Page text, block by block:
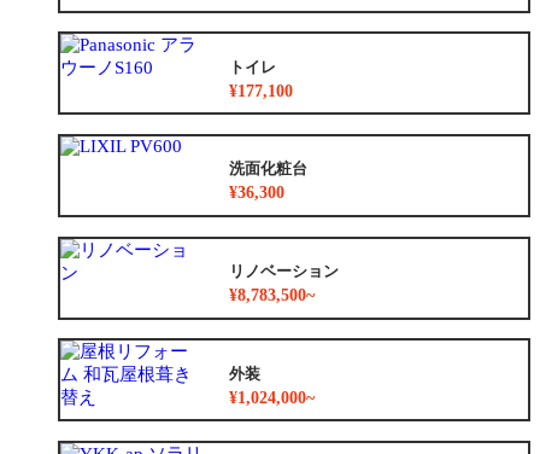
トイレ
¥177,100
洗面化粧台
¥36,300
リノベーション
¥8,783,500~
外装
¥1,024,000~